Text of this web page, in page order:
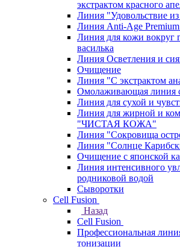
экстрактом красного
Линия "Удовольствие
Линия Anti-Age
Линия для кожи вокруг
василька
Линия Осветления и
Очищение
Линия "С экстрактом
Омолаживающая линия
Линия для сухой и
Линия для жирной и
"ЧИСТАЯ КОЖА"
Линия "Сокровища
Линия "Солнце
Очищение с японской
Линия интенсивного
родниковой водой
Сыворотки
Cell Fusion
Назад
Cell Fusion
Профессиональная
тонизации